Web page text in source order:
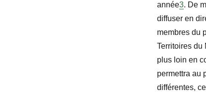
année3. De
diffuser en
membres du
Territoires du
plus loin en
permettra au
différentes,